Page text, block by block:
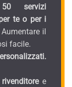
servizi
te o per i
Aumentare il
facile.
e